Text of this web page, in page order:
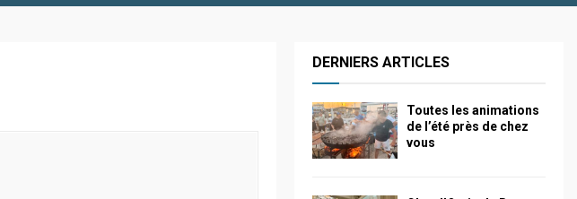
DERNIERS ARTICLES
Toutes les animations
de l’été près de chez
vous